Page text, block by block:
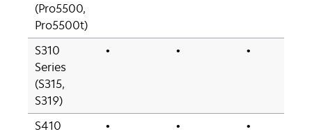
(Pro5500,
Pro5500t)
S310
Series
(S315,
S319)
• • •
S410
• • •